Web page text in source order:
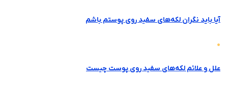
آیا باید نگران لکه‌های سفید روی پوستم باشم
علل و علائم لکه‌های سفید روی پوست چیست